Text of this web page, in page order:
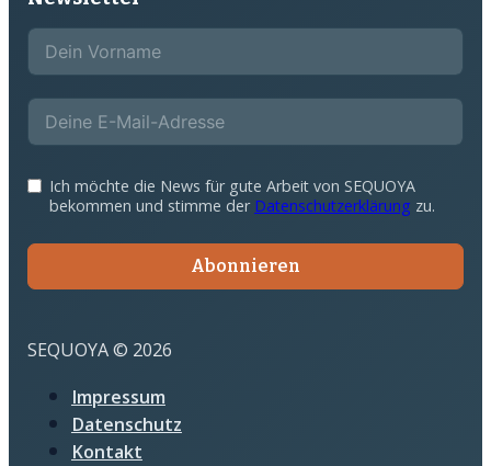
Ich möchte die News für gute Arbeit von SEQUOYA
bekommen und stimme der Datenschutzerklärung zu.
Abonnieren
SEQUOYA © 2026
Impressum
Datenschutz
Kontakt